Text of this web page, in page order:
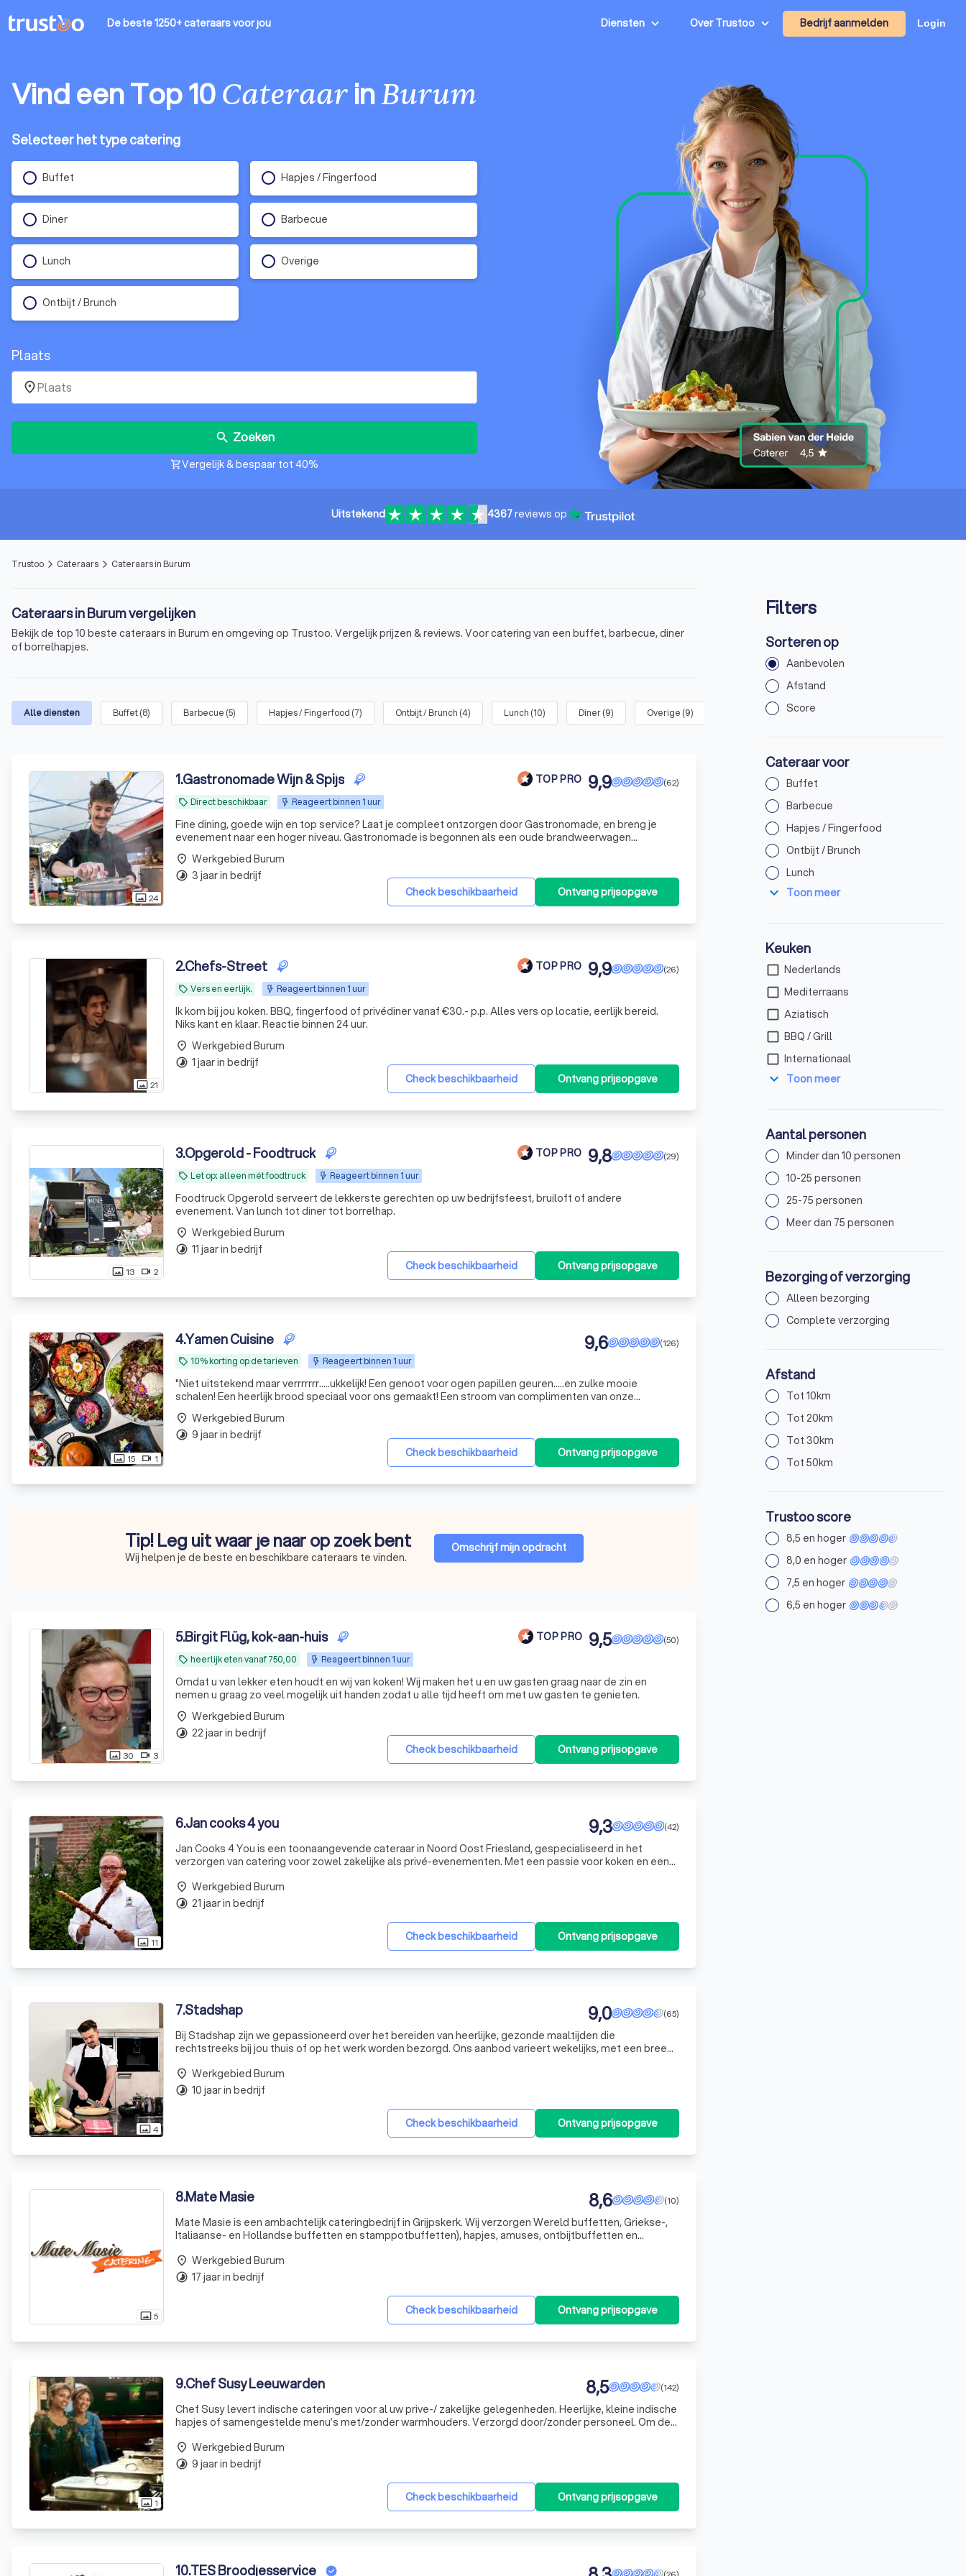
De beste 1250+ cateraarsvoor jou Diensten Over Trustoo Bedrijf aanmelden Login
Vind een Top 10CateraarinBurum
Selecteer het type catering
Buffet Hapjes / Fingerfood
Diner Barbecue
Lunch Overige
Ontbijt / Brunch
Plaats
place
search Zoeken
shopping_cartVergelijk & bespaar tot 40%
Uitstekend 4367reviews op
Trustoo arrow_forward_ios Cateraars arrow_forward_ios Cateraars in Burum
Cateraars in Burum vergelijken
Bekijk de top 10 beste cateraars in Burum en omgeving op Trustoo. Vergelijk prijzen & reviews. Voor catering van een buffet, barbecue, diner
of borrelhapjes.
Alle diensten Buffet(8) Barbecue (5) Hapjes / Fingerfood (7) Ontbijt / Brunch (4) Lunch (10) Diner(9) Overige (9)
photo_size_select_actual24
1.Gastronomade Wijn & Spijs TOP PRO
local_offer Direct beschikbaar Reageert binnen 1 uur
(62)
9,9
Fine dining, goede wijn en top service? Laat je compleet ontzorgen door Gastronomade, en breng je
evenement naar een hoger niveau. Gastronomade is begonnen als een oude brandweerwagen
omgebouwd tot een wijn & spijs foodtruck die de 1 + 1 = 3 mentaliteit waarmaakt, en nu is uitgegroeid tot
private d
Check beschikbaarheid
Ontvang prijsopgave
place Werkgebied Burum
timelapse 3 jaar in bedrijf
photo_size_select_actual21
2.Chefs-Street TOP PRO
local_offer Vers en eerlijk. Reageert binnen 1 uur
(26)
9,9
Ik kom bij jou koken. BBQ, fingerfood of privédiner vanaf €30.- p.p. Alles vers op locatie, eerlijk bereid.
Niks kant en klaar. Reactie binnen 24 uur.
Check beschikbaarheid Ontvang prijsopgave
place Werkgebied Burum
timelapse 1 jaar in bedrijf
photo_size_select_actual 13 videocam 2
3.Opgerold - Foodtruck TOP PRO
local_offer Let op: alleen mét foodtruck Reageert binnen 1 uur
(29)
9,8
Foodtruck Opgerold serveert de lekkerste gerechten op uw bedrijfsfeest, bruiloft of andere
evenement. Van lunch tot diner tot borrelhap.
Check beschikbaarheid Ontvang prijsopgave
place Werkgebied Burum
timelapse 11 jaar in bedrijf
photo_size_select_actual 15 videocam 1
4.Yamen Cuisine
local_offer 10% korting op de tarieven Reageert binnen 1 uur
(126)
9,6
"Niet uitstekend maar verrrrrrr…..ukkelijk! Een genoot voor ogen papillen geuren…..en zulke mooie
schalen! Een heerlijk brood speciaal voor ons gemaakt! Een stroom van complimenten van onze
geweldige familie! Het kon niet op! Yamen, je bent een tovenaar!
Check beschikbaarheid Ontvang prijsopgave
place Werkgebied Burum
timelapse 9 jaar in bedrijf
Tip! Leg uit waar je naar op zoek bent
Wij helpen je de beste en beschikbare cateraars te vinden.
Omschrijf mijn opdracht
photo_size_select_actual 30 videocam 3
5.Birgit Flüg, kok-aan-huis TOP PRO
local_offer heerlijk eten vanaf 750,00 Reageert binnen 1 uur
(50)
9,5
Omdat u van lekker eten houdt en wij van koken! Wij maken het u en uw gasten graag naar de zin en
nemen u graag zo veel mogelijk uit handen zodat u alle tijd heeft om met uw gasten te genieten.
Check beschikbaarheid Ontvang prijsopgave
place Werkgebied Burum
timelapse 22 jaar in bedrijf
photo_size_select_actual 11
6.Jan cooks 4 you (42)
9,3
Jan Cooks 4 You is een toonaangevende cateraar in Noord Oost Friesland, gespecialiseerd in het
verzorgen van catering voor zowel zakelijke als privé-evenementen. Met een passie voor koken en een
geleid
Check beschikbaarheid Ontvang prijsopgave
place Werkgebied Burum
timelapse 21 jaar in bedrijf
photo_size_select_actual4
7.Stadshap (65)
9,0
Bij Stadshap zijn we gepassioneerd over het bereiden van heerlijke, gezonde maaltijden die
rechtstreeks bij jou thuis of op het werk worden bezorgd. Ons aanbod varieert wekelijks, met een breed
hecti
Check beschikbaarheid Ontvang prijsopgave
place Werkgebied Burum
timelapse 10 jaar in bedrijf
photo_size_select_actual5
8.Mate Masie (10)
8,6
Mate Masie is een ambachtelijk cateringbedrijf in Grijpskerk. Wij verzorgen Wereld buffetten, Griekse-,
Italiaanse- en Hollandse buffetten en stamppotbuffetten), hapjes, amuses, ontbijtbuffetten en
cakepops
Check beschikbaarheid Ontvang prijsopgave
place Werkgebied Burum
timelapse 17 jaar in bedrijf
photo_size_select_actual 1
9.Chef Susy Leeuwarden (142)
8,5
Chef Susy levert indische cateringen voor al uw prive-/ zakelijke gelegenheden. Heerlijke, kleine indische
hapjes of samengestelde menu’s met/zonder warmhouders. Verzorgd door/zonder personeel. Om de
Check beschikbaarheid Ontvang prijsopgave
place Werkgebied Burum
timelapse 9 jaar in bedrijf
10.TES Broodjesservice
Filters
Sorteren op
Aanbevolen
Afstand
Score
Cateraar voor
Buffet
Barbecue
Hapjes / Fingerfood
Ontbijt / Brunch
Lunch
expand_more Toon meer
Keuken
check_box_outline_blank Nederlands
check_box_outline_blank Mediterraans
check_box_outline_blank Aziatisch
check_box_outline_blank BBQ / Grill
check_box_outline_blank Internationaal
expand_more Toon meer
Aantal personen
Minder dan 10 personen
10-25 personen
25-75 personen
Meer dan 75 personen
Bezorging of verzorging
Alleen bezorging
Complete verzorging
Afstand
Tot 10km
Tot 20km
Tot 30km
Tot 50km
Trustoo score
8,5 en hoger
8,0 en hoger
7,5 en hoger
6,5 en hoger